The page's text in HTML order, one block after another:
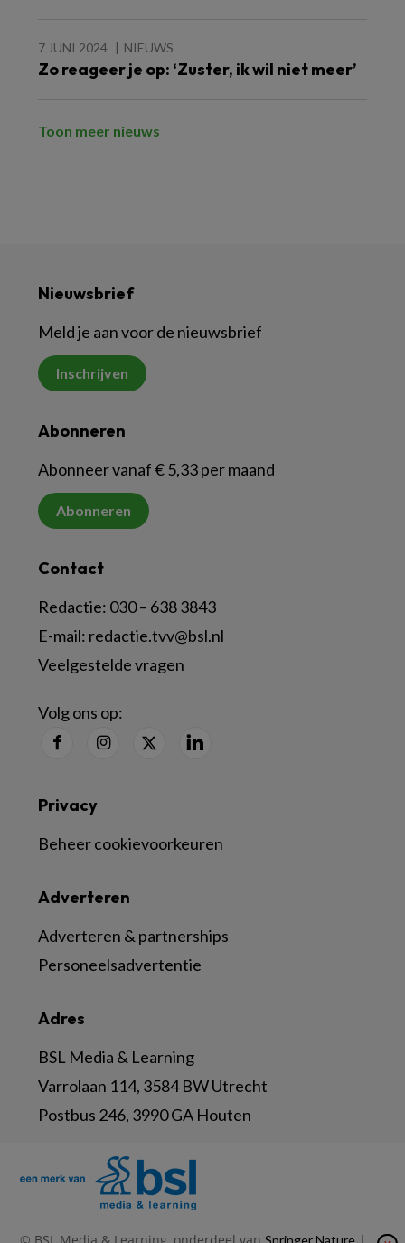
7 JUNI 2024 NIEUWS
Zo reageer je op: ‘Zuster, ik wil niet meer’
Toon meer nieuws
Nieuwsbrief
Meld je aan voor de nieuwsbrief
Inschrijven
Abonneren
Abonneer vanaf € 5,33 per maand
Abonneren
Contact
Redactie: 030 – 638 3843
E-mail: redactie.tvv@bsl.nl
Veelgestelde vragen
Volg ons op:
Adres
BSL Media & Learning
Varrolaan 114, 3584 BW Utrecht
Postbus 246, 3990 GA Houten
Adverteren
Adverteren & partnerships
Personeelsadvertentie
Privacy
Beheer cookievoorkeuren
Springer Nature